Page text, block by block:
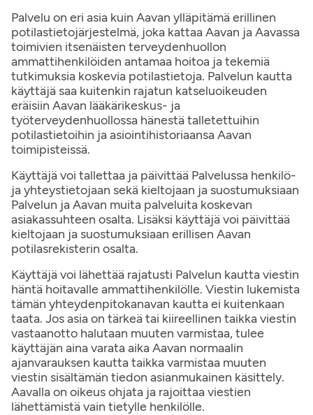
Palvelu on eri asia kuin Aavan ylläpitämä erillinen
potilastietojärjestelmä, joka kattaa Aavan ja Aavassa
toimivien itsenäisten terveydenhuollon
ammattihenkilöiden antamaa hoitoa ja tekemiä
tutkimuksia koskevia potilastietoja. Palvelun kautta
käyttäjä saa kuitenkin rajatun katseluoikeuden
eräisiin Aavan lääkärikeskus- ja
työterveydenhuollossa hänestä talletettuihin
potilastietoihin ja asiointihistoriaansa Aavan
toimipisteissä.
Käyttäjä voi tallettaa ja päivittää Palvelussa henkilö-
ja yhteystietojaan sekä kieltojaan ja suostumuksiaan
Palvelun ja Aavan muita palveluita koskevan
asiakassuhteen osalta. Lisäksi käyttäjä voi päivittää
kieltojaan ja suostumuksiaan erillisen Aavan
potilasrekisterin osalta.
Käyttäjä voi lähettää rajatusti Palvelun kautta viestin
häntä hoitavalle ammattihenkilölle. Viestin lukemista
tämän yhteydenpitokanavan kautta ei kuitenkaan
taata. Jos asia on tärkeä tai kiireellinen taikka viestin
vastaanotto halutaan muuten varmistaa, tulee
käyttäjän aina varata aika Aavan normaalin
ajanvarauksen kautta taikka varmistaa muuten
viestin sisältämän tiedon asianmukainen käsittely.
Aavalla on oikeus ohjata ja rajoittaa viestien
lähettämistä vain tietylle henkilölle.